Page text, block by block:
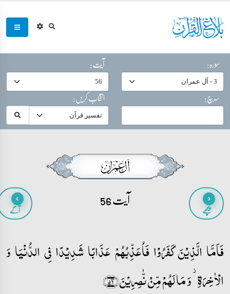
سورہ:
آیت:
سرچ:
انتخاب کریں:
پیچھے آیت 56 آگے
فَاَمَّا الَّذِیۡنَ کَفَرُوۡا فَاُعَذِّبُہُمۡ عَذَابًا شَدِیۡدًا فِی الدُّنۡیَا وَ
الۡاٰخِرَۃِ ۫ وَ مَا لَہُمۡ مِّنۡ نّٰصِرِیۡنَ﴿۵۶﴾